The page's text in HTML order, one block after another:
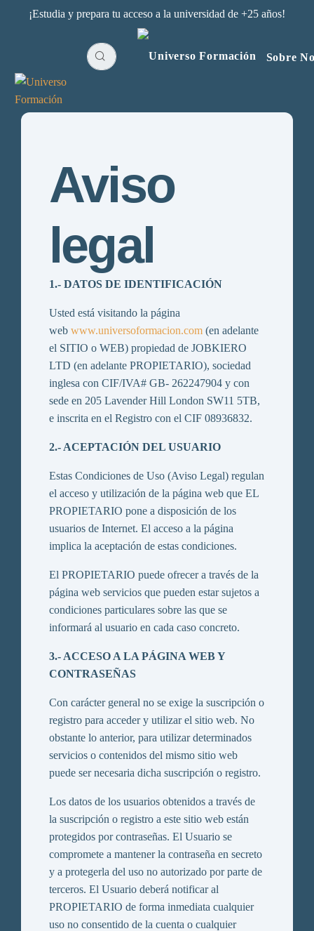
¡Estudia y prepara tu acceso a la universidad de +25 años!
Sobre
Aviso
legal
1.- DATOS DE IDENTIFICACIÓN
Usted está visitando la página
webwww.universoformacion.com (en adelante
el SITIO o WEB) propiedad de JOBKIERO
LTD (en adelante PROPIETARIO), sociedad
inglesa con CIF/IVA# GB- 262247904 y con
sede en 205 Lavender Hill London SW11 5TB,
e inscrita en el Registro con el CIF 08936832.
2.- ACEPTACIÓN DEL USUARIO
Estas Condiciones de Uso (Aviso Legal) regulan
el acceso y utilización de la página web que EL
PROPIETARIO pone a disposición de los
usuarios de Internet. El acceso a la página
implica la aceptación de estas condiciones.
El PROPIETARIO puede ofrecer a través de la
página web servicios que pueden estar sujetos a
condiciones particulares sobre las que se
informará al usuario en cada caso concreto.
3.- ACCESO A LA PÁGINA WEB Y
CONTRASEÑAS
Con carácter general no se exige la suscripción o
registro para acceder y utilizar el sitio web. No
obstante lo anterior, para utilizar determinados
servicios o contenidos del mismo sitio web
puede ser necesaria dicha suscripción o registro.
Los datos de los usuarios obtenidos a través de
la suscripción o registro a este sitio web están
protegidos por contraseñas. El Usuario se
compromete a mantener la contraseña en secreto
y a protegerla del uso no autorizado por parte de
terceros. El Usuario deberá notificar al
PROPIETARIO de forma inmediata cualquier
uso no consentido de la cuenta o cualquier